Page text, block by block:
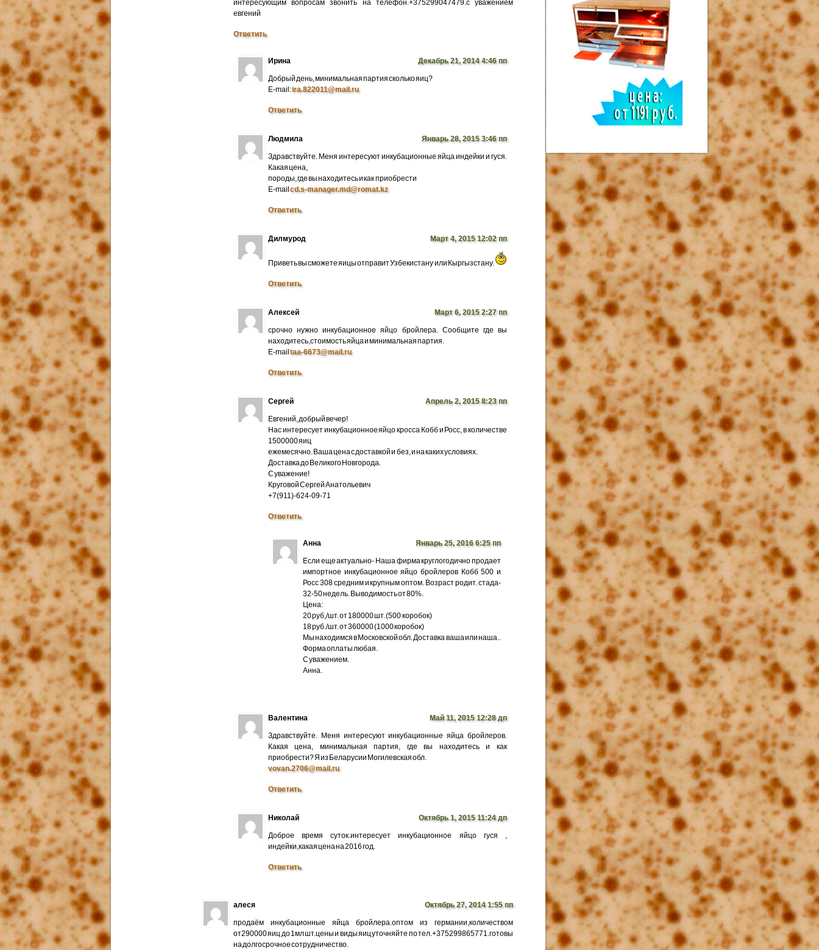
интересующим вопросам звонить на телефон.+375299047479.с уважением
евгений
Ответить
Ирина Декабрь 21, 2014 4:46 пп
Добрый день, минимальная партия сколько яиц?
E-mail:ira.822011@mail.ru
Ответить
Людмила Январь 28, 2015 3:46 пп
Здравствуйте. Меня интересуют инкубационные яйца индейки и гуся.
Какая цена,
породы, где вы находитесь и как приобрести
E-mailcd.s-manager.md@romat.kz
Ответить
Дилмурод Март 4, 2015 12:02 пп
Приветь вы сможете яицы отправит Узбекистану или Кыргызстану.
Ответить
Алексей Март 6, 2015 2:27 пп
срочно нужно инкубационное яйцо бройлера. Сообщите где вы
находитесь,стоимость яйца и минимальная партия.
E-mailtaa-6673@mail.ru
Ответить
Сергей Апрель 2, 2015 8:23 пп
Евгений, добрый вечер!
Нас интересует инкубационное яйцо кросса Кобб и Росс, в количестве
1500000 яиц
ежемесячно. Ваша цена с доставкой и без, и на каких условиях.
Доставка до Великого Новгорода.
С уважение!
Круговой Сергей Анатольевич
+7(911)-624-09-71
Ответить
Анна Январь 25, 2016 6:25 пп
Если еще актуально- Наша фирма круглогодично продает
импортное инкубационное яйцо бройлеров Кобб 500 и
Росс 308 средним и крупным оптом. Возраст родит. стада-
32-50 недель. Выводимость от 80%.
Цена:
20 руб,/шт. от 180000 шт. (500 коробок)
18 руб./шт. от 360000 (1000 коробок)
Мы находимся в Московской обл. Доставка ваша или наша..
Форма оплаты любая.
С уважением.
Анна.
Валентина Май 11, 2015 12:28 дп
Здравствуйте. Меня интересуют инкубационные яйца бройлеров.
Какая цена, минимальная партия, где вы находитесь и как
приобрести? Я из Беларусии Могилевская обл.
vovan.2706@mail.ru
Ответить
Николай Октябрь 1, 2015 11:24 дп
Доброе время суток.интересует инкубационное яйцо гуся ,
индейки,какая цена на 2016 год.
Ответить
алеся Октябрь 27, 2014 1:55 пп
продаём инкубационные яйца бройлера.оптом из германии,количеством
от290000 яиц до 1мл шт.цены и виды яиц уточняйте по тел.+375299865771.готовы
на долгосрочное сотрудничество.